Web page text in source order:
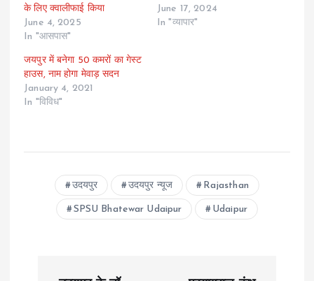
के लिए क्वालीफाई किया
June 4, 2025
In "आसपास"
June 17, 2024
In "व्यापार"
जयपुर में बनेगा 50 कमरों का गेस्ट
हाउस, नाम होगा मेवाड़ सदन
January 4, 2021
In "विविध"
उदयपुर उदयपुर न्यूज Rajasthan
SPSU Bhatewar Udaipur Udaipur